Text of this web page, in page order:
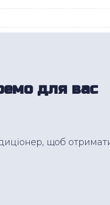
для вас
щоб